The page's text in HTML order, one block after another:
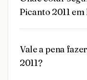
Picanto 2011
Vale a pena
2011?